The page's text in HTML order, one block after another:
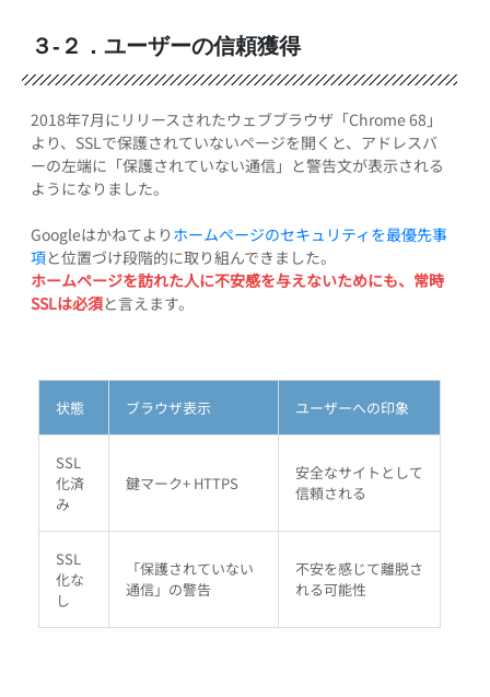
３-２．ユーザーの信頼獲得
2018年7月にリリースされたウェブブラウザ「Chrome 68」
より、SSLで保護されていないページを開くと、アドレスバ
ーの左端に「保護されていない通信」と警告文が表示される
ようになりました。
Googleはかねてよりホームページのセキュリティを最優先事
項と位置づけ段階的に取り組んできました。
ホームページを訪れた人に不安感を与えないためにも、常時
SSLは必須と言えます。
状態 ブラウザ表示 ユーザーへの印象
SSL
化済
み
鍵マーク+ HTTPS
安全なサイトとして
信頼される
SSL
化な
し
「保護されていない
通信」の警告
不安を感じて離脱さ
れる可能性